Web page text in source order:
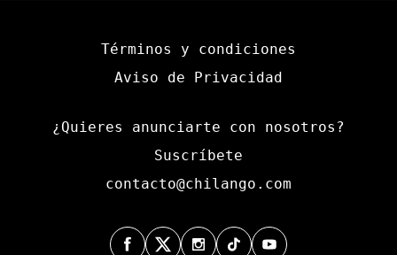
Términos y condiciones
Aviso de Privacidad
¿Quieres anunciarte con nosotros?
Suscríbete
contacto@chilango.com